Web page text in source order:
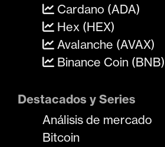
Cardano (ADA)
Hex (HEX)
Avalanche (AVAX)
Binance Coin (BNB)
Destacados y Series
Análisis de mercado
Bitcoin